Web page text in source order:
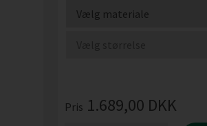
Pris 1.689,00 DKK